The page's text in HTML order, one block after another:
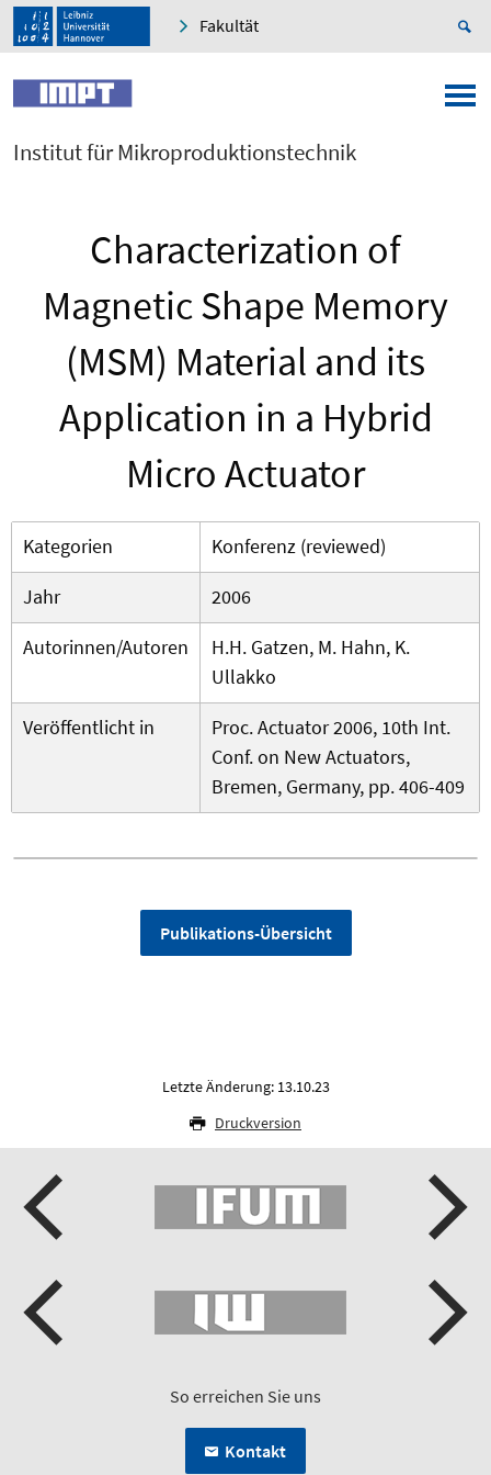
Fakultät
Institut für Mikroproduktionstechnik
Characterization of
Magnetic Shape Memory
(MSM) Material and its
Application in a Hybrid
Micro Actuator
Kategorien
Konferenz (reviewed)
Jahr
2006
Autorinnen/Autoren
H.H. Gatzen, M. Hahn, K.
Ullakko
Veröffentlicht in
Proc. Actuator 2006, 10th Int.
Conf. on New Actuators,
Bremen, Germany, pp. 406-409
Publikations-Übersicht
Letzte Änderung: 13.10.23
Druckversion
So erreichen Sie uns
Kontakt